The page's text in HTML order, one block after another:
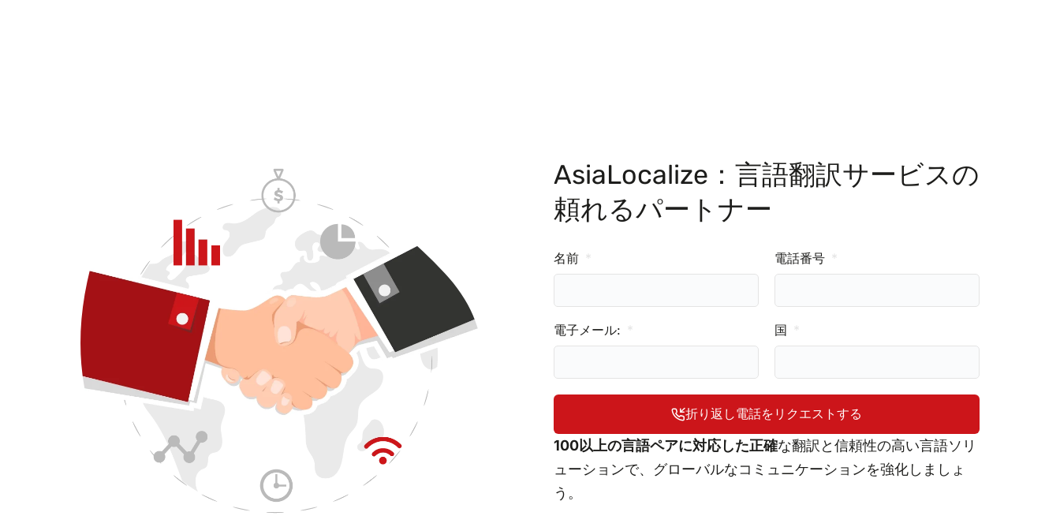
AsiaLocalize：言語翻訳サービスの
頼れるパートナー
名前 電話番号
電子メール: 国
折り返し電話をリクエストする
100以上の言語ペアに対応した正確な翻訳と信頼性の高い言語ソリ
ューションで、グローバルなコミュニケーションを強化しましょ
う。